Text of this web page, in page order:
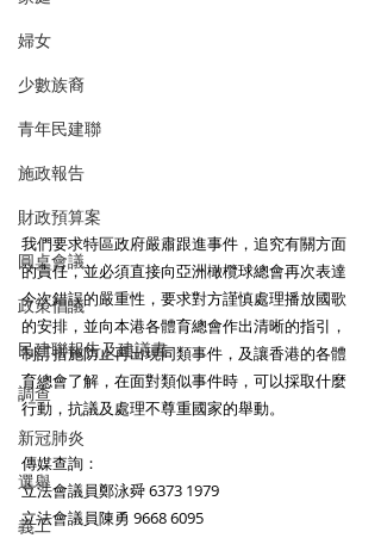
婦女
少數族裔
青年民建聯
施政報告
財政預算案
圓桌會議
政策倡議
民建聯報告及建議書
調查
新冠肺炎
選舉
義工
我們要求特區政府嚴肅跟進事件，追究有關方面
的責任，並必須直接向亞洲橄欖球總會再次表達
今次錯誤的嚴重性，要求對方謹慎處理播放國歌
的安排，並向本港各體育總會作出清晰的指引，
制訂措施防止再出現同類事件，及讓香港的各體
育總會了解，在面對類似事件時，可以採取什麼
行動，抗議及處理不尊重國家的舉動。
傳媒查詢：
立法會議員鄭泳舜 6373 1979
立法會議員陳勇 9668 6095